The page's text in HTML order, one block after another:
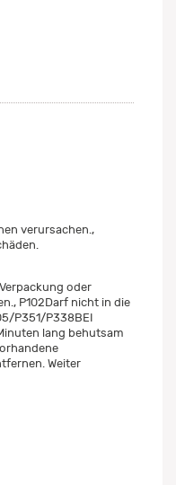
verursachen.,
oder
P102Darf nicht in die
P351/P338BEI
Minuten lang behutsam
Weiter